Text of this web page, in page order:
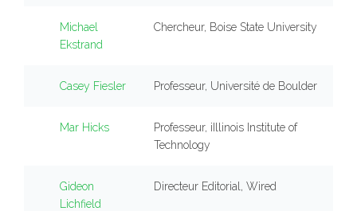
Michael
Ekstrand
Chercheur, Boise State University
Casey Fiesler Professeur, Université de Boulder
Mar Hicks
Professeur, iIllinois Institute of
Technology
Gideon
Lichfield
Directeur Editorial, Wired